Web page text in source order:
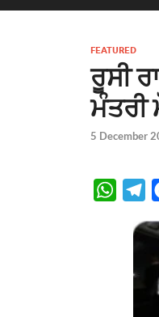
FEATURED
ਰੂਸੀ
ਮੰਤਰੀ
5 December
W
l